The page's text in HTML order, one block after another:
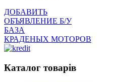
ДОБАВИТЬ
ОБЪЯВЛЕНИЕ Б/У
БАЗА
КРАДЕНЫХ МОТОРОВ
Каталог товарів